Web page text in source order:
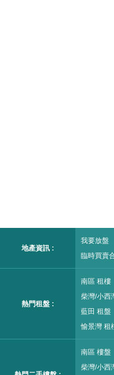
地產資訊 :
我要放盤
臨時買賣
熱門租盤 :
南區 租樓
柴灣/小西
藍田 租盤
愉景灣 租
南區 樓盤
柴灣/小西